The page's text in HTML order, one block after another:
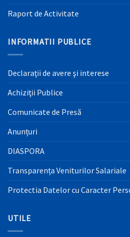
Raport de Activitate
INFORMATII PUBLICE
Declaraţii de avere şi interese
Achiziţii Publice
Comunicate de Presă
Anunțuri
DIASPORA
Transparența Veniturilor Salariale
Protectia Datelor cu Caracter
UTILE